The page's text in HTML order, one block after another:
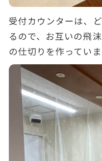
受付カウンターは、
るので、お互いの飛
の仕切りを作ってい